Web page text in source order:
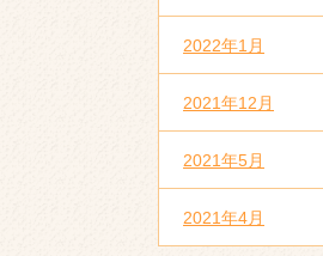
2022年1月
2021年12月
2021年5月
2021年4月